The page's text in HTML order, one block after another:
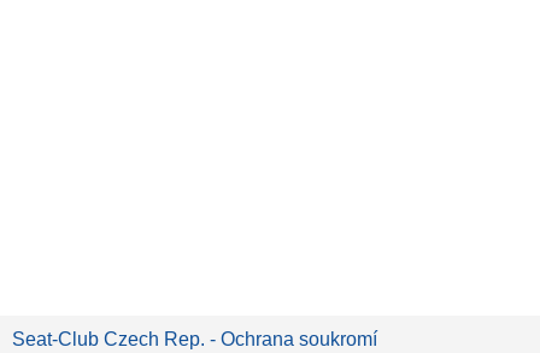
Seat-Club Czech Rep. - Ochrana soukromí